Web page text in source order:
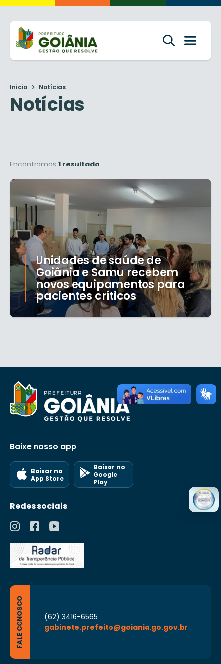
Início Notícias
Notícias
Encontramos 1 resultado
Unidades de saúde de
Goiânia e Samu recebem
novos equipamentos para
pacientes críticos
Baixe nosso app
Baixar no
App Store
Baixar no
Google
Play
Redes sociais
FALE CONOSCO
(62) 3416-6565
gabinete.prefeito@goiania.go.gov.br